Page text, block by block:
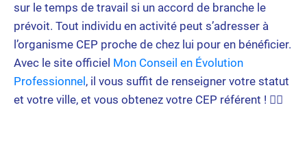
sur le temps de travail si un accord de branche le
prévoit. Tout individu en activité peut s’adresser à
l’organisme CEP proche de chez lui pour en bénéficier.
Avec le site officiel Mon Conseil en Évolution
Professionnel , il vous suffit de renseigner votre statut
et votre ville, et vous obtenez votre CEP référent ! 👌🏽